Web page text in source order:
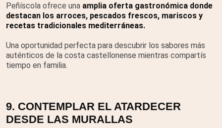
Peñíscola ofrece una amplia oferta gastronómica donde
destacan los arroces, pescados frescos, mariscos y
recetas tradicionales mediterráneas.
Una oportunidad perfecta para descubrir los sabores más
auténticos de la costa castellonense mientras compartís
tiempo en familia.
9. CONTEMPLAR EL ATARDECER
DESDE LAS MURALLAS